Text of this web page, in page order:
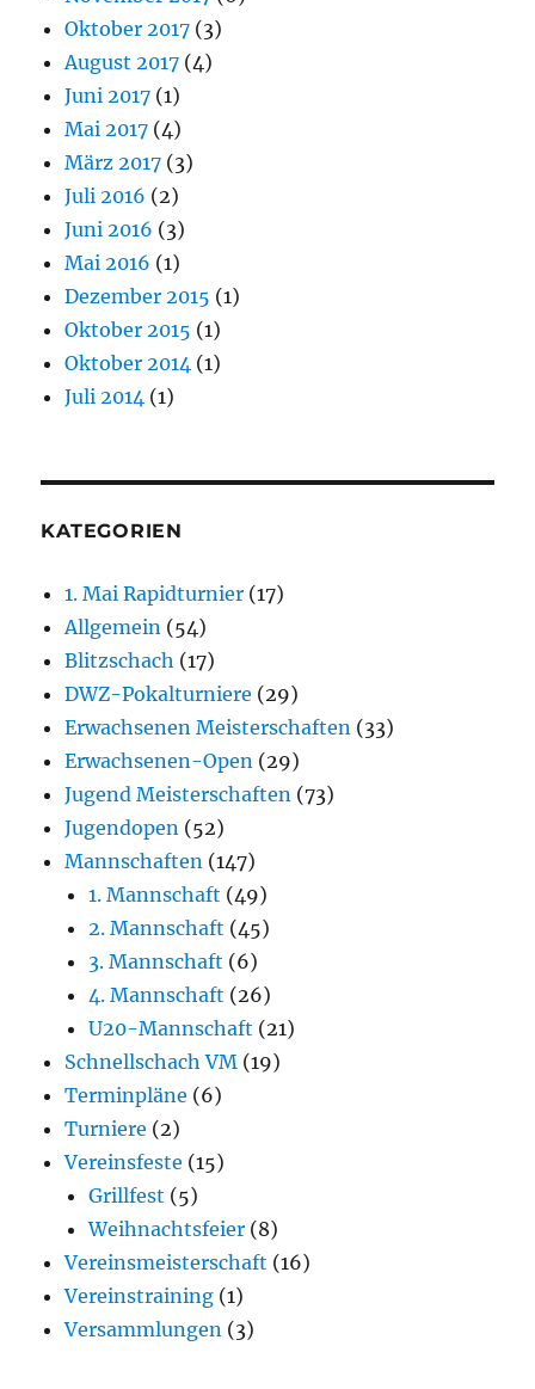
Oktober 2017 (3)
August 2017 (4)
Juni 2017 (1)
Mai 2017 (4)
März 2017 (3)
Juli 2016 (2)
Juni 2016 (3)
Mai 2016 (1)
Dezember 2015 (1)
Oktober 2015 (1)
Oktober 2014 (1)
Juli 2014 (1)
KATEGORIEN
1. Mai Rapidturnier (17)
Allgemein (54)
Blitzschach (17)
DWZ-Pokalturniere (29)
Erwachsenen Meisterschaften (33)
Erwachsenen-Open (29)
Jugend Meisterschaften (73)
Jugendopen (52)
Mannschaften (147)
1. Mannschaft (49)
2. Mannschaft (45)
3. Mannschaft (6)
4. Mannschaft (26)
U20-Mannschaft (21)
Schnellschach VM (19)
Terminpläne (6)
Turniere (2)
Vereinsfeste (15)
Grillfest (5)
Weihnachtsfeier (8)
Vereinsmeisterschaft (16)
Vereinstraining (1)
Versammlungen (3)